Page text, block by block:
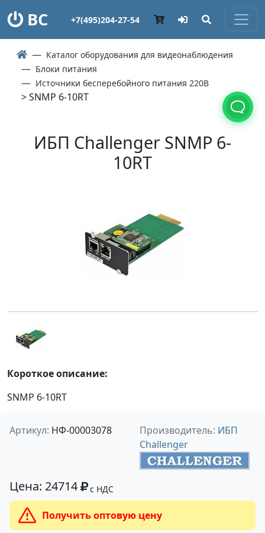
ВС +7(495)204-27-54
Каталог оборудования для видеонаблюдения
Блоки питания
Источники бесперебойного питания 220В
> SNMP 6-10RT
ИБП Challenger SNMP 6-
10RT
Короткое описание:
SNMP 6-10RT
Артикул: НФ-00003078 Производитель: ИБП
Challenger
Цена: 24714 с НДС
Получить оптовую цену